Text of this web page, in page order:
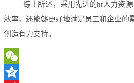
综上所述，采用先进的hr人力资
效率，还能够更好地满足员工和企业的
创造有力支持。
WeChat